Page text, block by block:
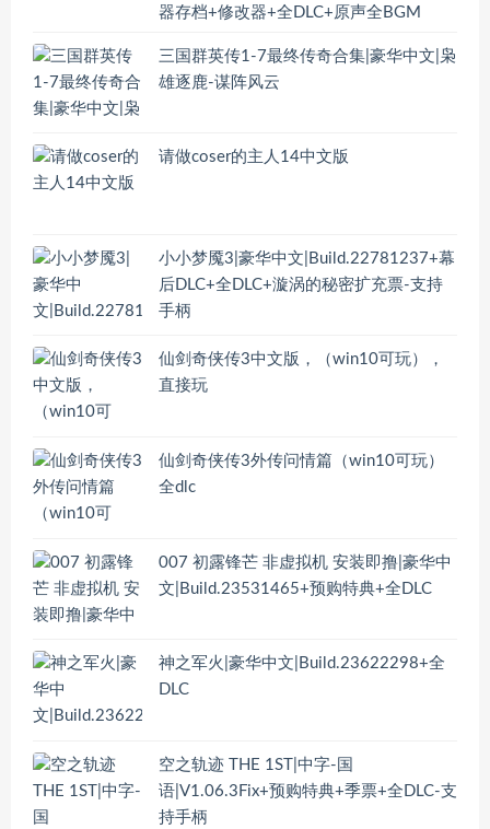
器存档+修改器+全DLC+原声全BGM
三国群英传1-7最终传奇合集|豪华中文|枭
雄逐鹿-谋阵风云
请做coser的主人14中文版
小小梦魇3|豪华中文|Build.22781237+幕
后DLC+全DLC+漩涡的秘密扩充票-支持
手柄
仙剑奇侠传3中文版，（win10可玩），
直接玩
仙剑奇侠传3外传问情篇（win10可玩）
全dlc
007 初露锋芒 非虚拟机 安装即撸|豪华中
文|Build.23531465+预购特典+全DLC
神之军火|豪华中文|Build.23622298+全
DLC
空之轨迹 THE 1ST|中字-国
语|V1.06.3Fix+预购特典+季票+全DLC-支
持手柄